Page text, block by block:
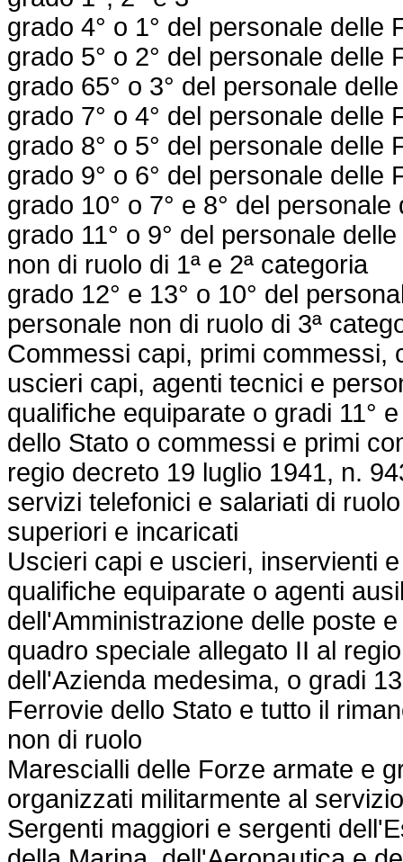
grado 4° o 1° del personale delle
grado 5° o 2° del personale delle
grado 65° o 3° del personale
grado 7° o 4° del personale delle
grado 8° o 5° del personale delle
grado 9° o 6° del personale delle
grado 10° o 7° e 8° del
grado 11° o 9° del personale
non di ruolo di 1ª e 2ª categoria
grado 12° e 13° o 10° del
personale non di ruolo di 3ª
Commessi capi, primi commessi,
uscieri capi, agenti tecnici e
qualifiche equiparate o gradi 11°
dello Stato o commessi e primi
regio decreto 19 luglio 1941, n.
servizi telefonici e salariati di
superiori e incaricati
Uscieri capi e uscieri, inservienti
qualifiche equiparate o agenti
dell'Amministrazione delle poste
quadro speciale allegato II al
dell'Azienda medesima, o gradi
Ferrovie dello Stato e tutto il
non di ruolo
Marescialli delle Forze armate e
organizzati militarmente al
Sergenti maggiori e sergenti